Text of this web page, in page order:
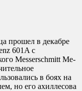
прошел в декабре
601A с
Messerschmitt Me-
в боях на
но его ахиллесова